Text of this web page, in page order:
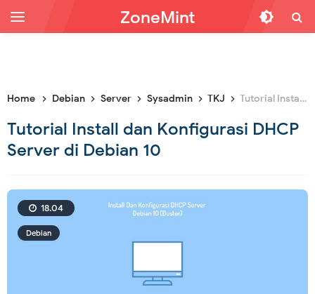
ZoneMint
Home Debian Server Sysadmin TKJ Tutorial Install dan Konfigurasi DHCP Server di Debian 10
Tutorial Install dan Konfigurasi DHCP
Server di Debian 10
Debian
18.04